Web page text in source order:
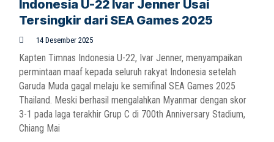
Indonesia U-22 Ivar Jenner Usai
Tersingkir dari SEA Games 2025
14 Desember 2025
Kapten Timnas Indonesia U-22, Ivar Jenner, menyampaikan
permintaan maaf kepada seluruh rakyat Indonesia setelah
Garuda Muda gagal melaju ke semifinal SEA Games 2025
Thailand. Meski berhasil mengalahkan Myanmar dengan skor
3-1 pada laga terakhir Grup C di 700th Anniversary Stadium,
Chiang Mai